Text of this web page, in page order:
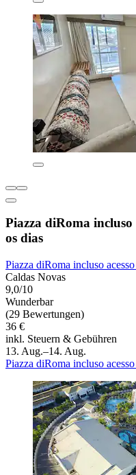
Piazza diRoma
os dias
Piazza diRoma incluso
Caldas Novas
9,0/10
Wunderbar
(29 Bewertungen)
36 €
inkl. Steuern & Gebühren
13. Aug.–14. Aug.
Piazza diRoma incluso